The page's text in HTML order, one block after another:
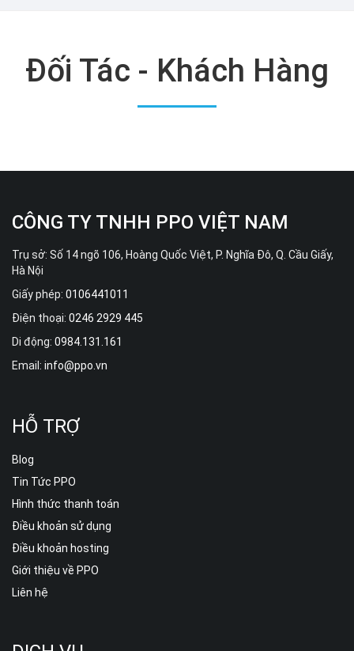
Đối Tác - Khách Hàng
CÔNG TY TNHH PPO VIỆT NAM
Trụ sở: Số 14 ngõ 106, Hoàng Quốc Việt, P. Nghĩa Đô, Q. Cầu Giấy,
Hà Nội
Giấy phép: 0106441011
Điện thoại: 0246 2929 445
Di động: 0984.131.161
Email: info@ppo.vn
HỖ TRỢ
Blog
Tin Tức PPO
Hình thức thanh toán
Điều khoản sử dụng
Điều khoản hosting
Giới thiệu về PPO
Liên hệ